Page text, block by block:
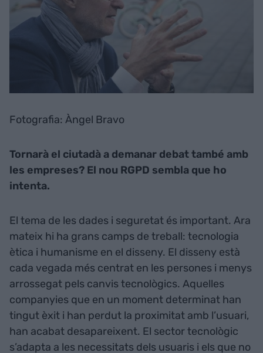
Fotografia: Àngel Bravo
Tornarà el ciutadà a demanar debat també amb
les empreses? El nou RGPD sembla que ho
intenta.
El tema de les dades i seguretat és important. Ara
mateix hi ha grans camps de treball: tecnologia
ètica i humanisme en el disseny. El disseny està
cada vegada més centrat en les persones i menys
arrossegat pels canvis tecnològics. Aquelles
companyies que en un moment determinat han
tingut èxit i han perdut la proximitat amb l’usuari,
han acabat desapareixent. El sector tecnològic
s’adapta a les necessitats dels usuaris i els que no